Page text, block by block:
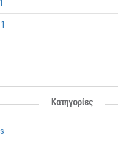
Kατηγορίες